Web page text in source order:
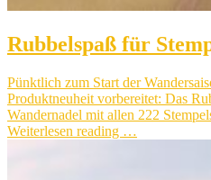
Rubbelspaß für
Pünktlich zum Start der
Produktneuheit vorbereitet: Das
Wandernadel mit allen 222
Weiterlesen reading …